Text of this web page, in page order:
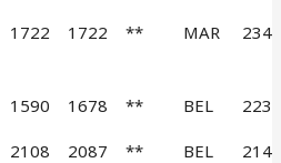
1722 1722 ** MAR 234
1590 1678 ** BEL 223
2108 2087 ** BEL 214